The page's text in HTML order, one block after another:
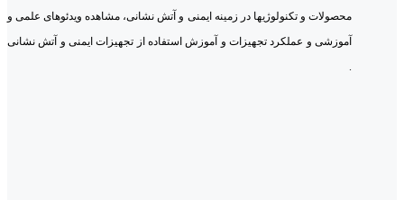
محصولات و تکنولوژیها در زمینه ایمنی و آتش نشانی، مشاهده ویدئوهای علمی و
آموزشی و عملکرد تجهیزات و آموزش استفاده از تجهیزات ایمنی و آتش نشانی
.